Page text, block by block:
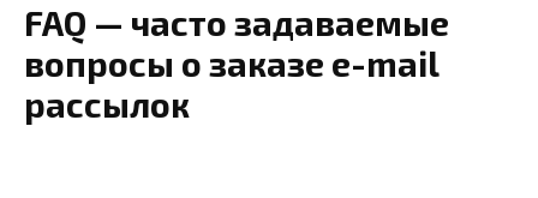
FAQ — часто задаваемые
вопросы о заказе e-mail
рассылок